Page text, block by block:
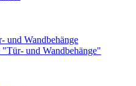
und Wandbehänge
und Wandbehänge"